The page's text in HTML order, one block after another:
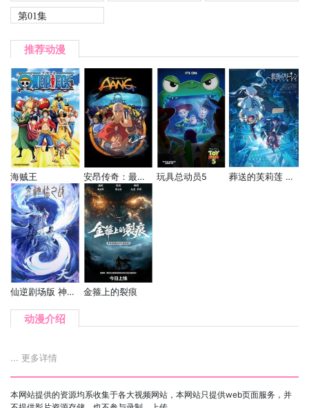
第01集
推荐动漫
海贼王 安昂传奇：最后的气宗 玩具总动员5 葬送的芙莉莲 第二季
仙逆剧场版 神临之战 金箍上的裂痕
动漫介绍
... 更多详情
本网站提供的资源均系收集于各大视频网站，本网站只提供web页面服务，并